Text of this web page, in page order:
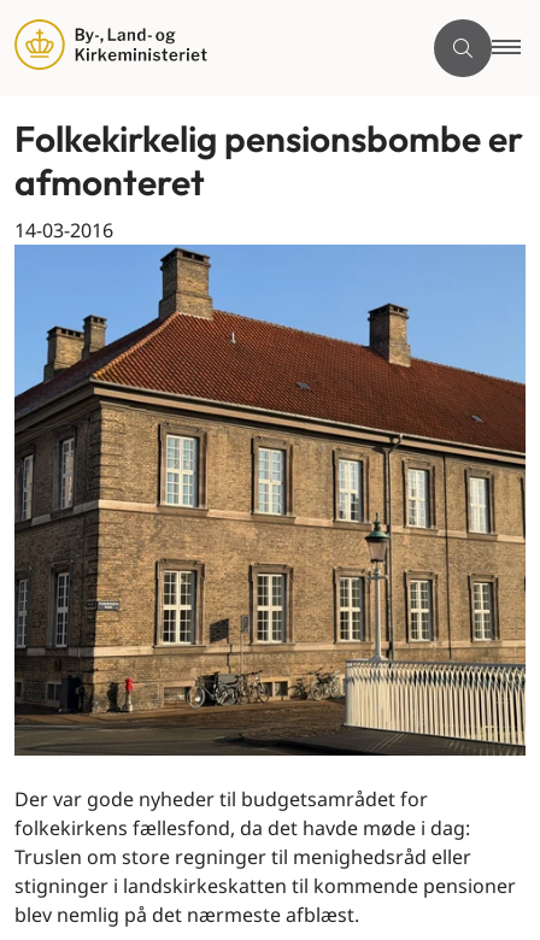
Folkekirkelig pensionsbombe er
afmonteret
14-03-2016
Der var gode nyheder til budgetsamrådet for
folkekirkens fællesfond, da det havde møde i dag:
Truslen om store regninger til menighedsråd eller
stigninger i landskirkeskatten til kommende pensioner
blev nemlig på det nærmeste afblæst.